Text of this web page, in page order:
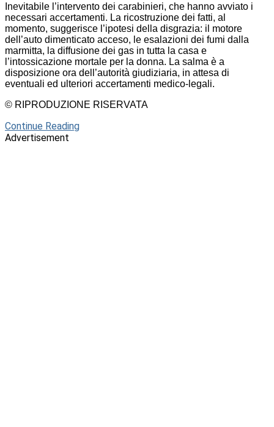
Inevitabile l’intervento dei carabinieri, che hanno avviato i
necessari accertamenti. La ricostruzione dei fatti, al
momento, suggerisce l’ipotesi della disgrazia: il motore
dell’auto dimenticato acceso, le esalazioni dei fumi dalla
marmitta, la diffusione dei gas in tutta la casa e
l’intossicazione mortale per la donna. La salma è a
disposizione ora dell’autorità giudiziaria, in attesa di
eventuali ed ulteriori accertamenti medico-legali.
© RIPRODUZIONE RISERVATA
Continue Reading
Advertisement